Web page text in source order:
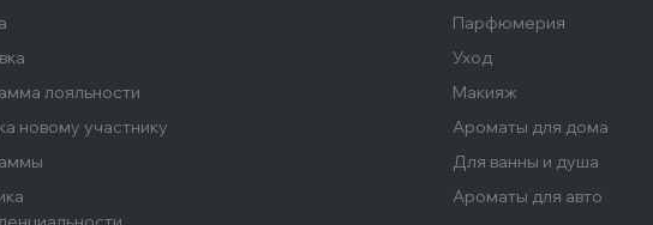
лояльности
новому участнику
Парфюмерия
Уход
Макияж
Ароматы для дома
Для ванны и душа
Ароматы для авто